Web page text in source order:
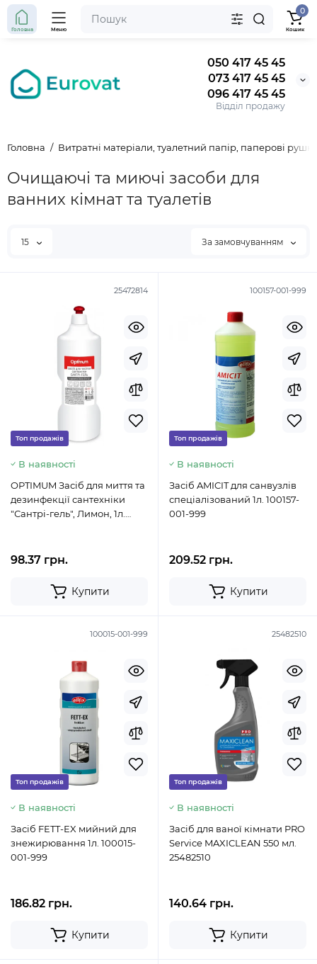
050 417 45 45
073 417 45 45
096 417 45 45
Відділ продажу
Головна Меню
0
Кошик
Головна Витратні матеріали, туалетний папір, паперові
Очищаючі та миючі засоби для
ванних кімнат та туалетів
15 За замовчуванням
25472814
Топ продажів
В наявності
OPTIMUM Засіб для миття та
дезинфекції сантехніки
"Сантрі-гель", Лимон, 1л.
98.37 грн.
Купити
100157-001-999
Топ продажів
В наявності
Засіб AMICIT для санвузлів
спеціалізований 1л. 100157-
001-999
209.52 грн.
Купити
100015-001-999
Топ продажів
В наявності
Засіб FETT-EX мийний для
знежирювання 1л. 100015-
001-999
186.82 грн.
Купити
25482510
Топ продажів
В наявності
Засіб для ваної кімнати PRO
Service MAXICLEAN 550 мл.
25482510
140.64 грн.
Купити